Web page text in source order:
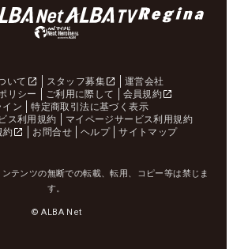
いて スタッフ募集
運営会社
リシー
ご利用に際して
会員規約
イン
特定商取引法に基づく表示
ス利用規約
マイページサービス利用規約
約
お問合せ ヘルプ サイトマップ
テンツの無断での転載、転用、コピー等は禁じま
す。
© ALBA Net